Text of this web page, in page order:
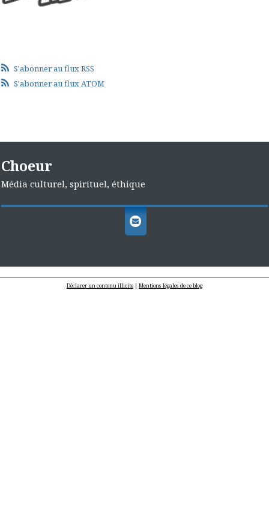
S'abonner au flux RSS
S'abonner au flux ATOM
Choeur
Média culturel, spirituel, éthique
Déclarer un contenu illicite | Mentions légales de ce blog